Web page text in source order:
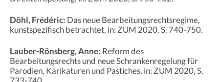
Döhl, Frédéric: Das neue Bearbeitungsrechtsregime,
kunstspezifisch betrachtet, in: ZUM 2020, S. 740-750.
Lauber-Rönsberg, Anne: Reform des
Bearbeitungsrechts und neue Schrankenregelung für
Parodien, Karikaturen und Pastiches, in: ZUM 2020, S.